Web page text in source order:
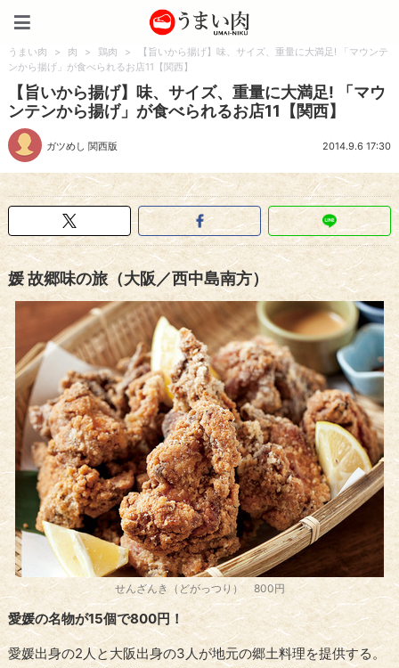
うまい肉 > 肉 > 鶏肉 >
【旨いから揚げ】味、サイズ、重量に大満足! 「マウンテ
ンから揚げ」が食べられるお店11【関西】
【旨いから揚げ】味、サイズ、重量に大満足! 「マウ
ンテンから揚げ」が食べられるお店11【関西】
ガツめし 関西版 2014.9.6 17:30
媛 故郷味の旅（大阪／西中島南方）
せんざんき（どがっつり） 800円
愛媛の名物が15個で800円！
愛媛出身の2人と大阪出身の3人が地元の郷土料理を提供する。